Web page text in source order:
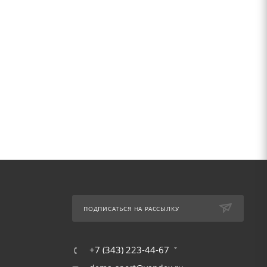
ПОДПИСАТЬСЯ НА РАССЫЛКУ
+7 (343) 223-44-67